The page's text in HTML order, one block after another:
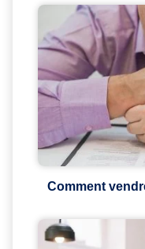
Comment